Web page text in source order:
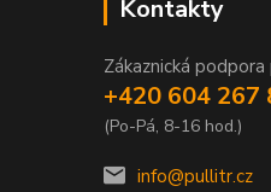
Kontakty
Zákaznická
+420 604 267
(Po-Pá, 8-16 hod.)
info@pullitr.cz